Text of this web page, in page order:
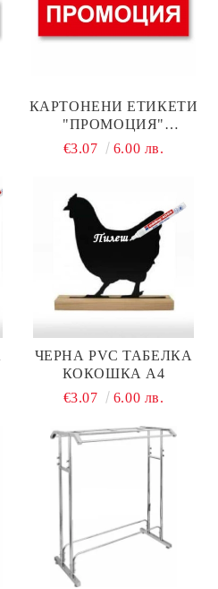
КАРТОНЕНИ ЕТИКЕТИ
"ПРОМОЦИЯ"
120Х36ММ, 100 БР.
€3.07 6.00 лв.
ЧЕРНА PVC ТАБЕЛКА
КОКОШКА А4
€3.07
6.00 лв.